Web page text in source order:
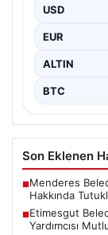
Çıktı
Ankara Batı
yürütülen
USD
EUR
ALTIN
BTC
Son Eklenen
■Menderes
Hakkında
■Etimesgut
Yardımcısı